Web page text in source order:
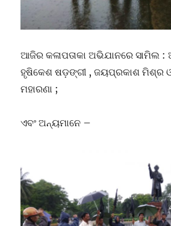
ଆଜିର କଳାପତାକା ଅଭିଯାନରେ ସାମିଲ :
ହୃଷିକେଶ ଷଡ଼ଙ୍ଗୀ , ଜୟପ୍ରକାଶ ମିଶ୍ର ଓ
ମହାରଣା ;
ଏବଂ ଅନ୍ୟମାନେ –